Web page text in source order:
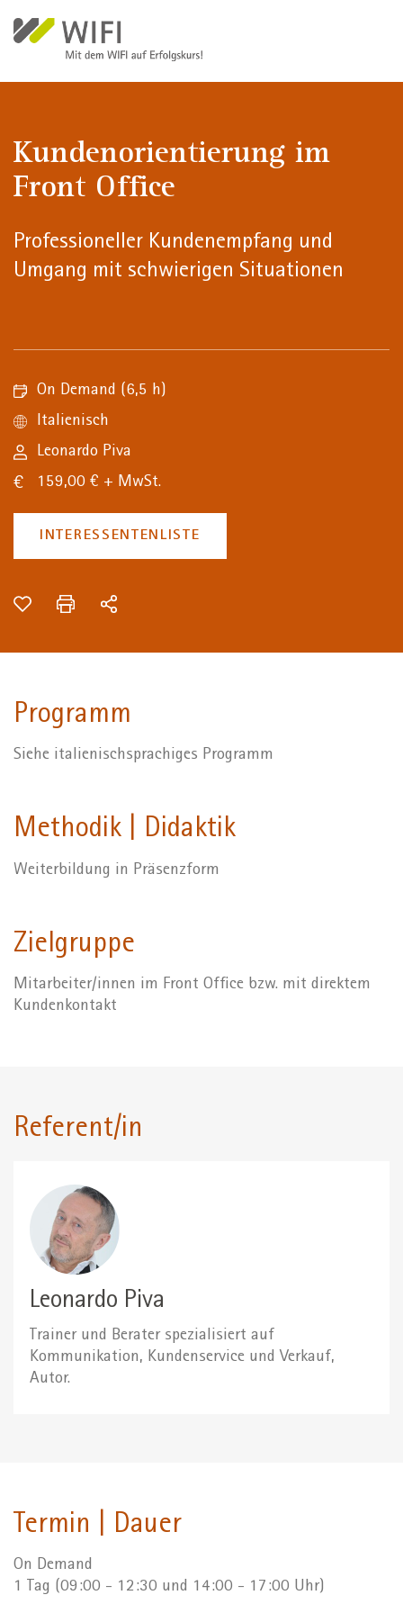
Kundenorientierung im
Front Office
Professioneller Kundenempfang und
Umgang mit schwierigen Situationen
On Demand (6,5 h)
Italienisch
Leonardo Piva
159,00 € + MwSt.
INTERESSENTENLISTE
Programm
Siehe italienischsprachiges Programm
Methodik | Didaktik
Weiterbildung in Präsenzform
Zielgruppe
Mitarbeiter/innen im Front Office bzw. mit direktem
Kundenkontakt
Referent/in
Leonardo Piva
Trainer und Berater spezialisiert auf
Kommunikation, Kundenservice und Verkauf,
Autor.
Termin | Dauer
On Demand
1 Tag (09:00 - 12:30 und 14:00 - 17:00 Uhr)